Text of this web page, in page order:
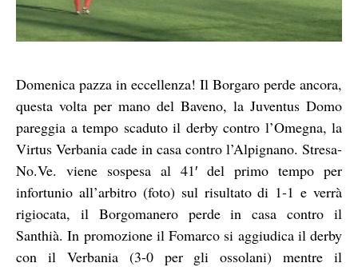
Domenica pazza in eccellenza! Il Borgaro perde ancora,
questa volta per mano del Baveno, la Juventus Domo
pareggia a tempo scaduto il derby contro l’Omegna, la
Virtus Verbania cade in casa contro l’Alpignano. Stresa-
No.Ve. viene sospesa al 41′ del primo tempo per
infortunio all’arbitro (foto) sul risultato di 1-1 e verrà
rigiocata, il Borgomanero perde in casa contro il
Santhià. In promozione il Fomarco si aggiudica il derby
con il Verbania (3-0 per gli ossolani) mentre il